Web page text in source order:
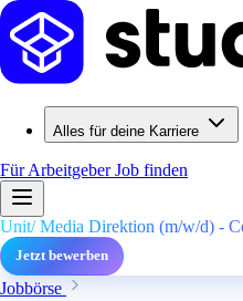
Alles für deine Karriere
Für ArbeitgeberJob finden
Unit/ Media Direktion (m/w/d) -
Jetzt bewerben
Jobbörse